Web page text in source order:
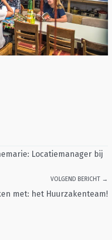
Locatiemanager bij
VOLGEND BERICHT →
met: het Huurzakenteam!